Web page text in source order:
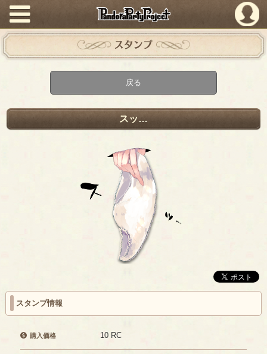
PandoraPartyProject
スタンプ
戻る
スッ…
スタンプ情報
購入価格 10 RC